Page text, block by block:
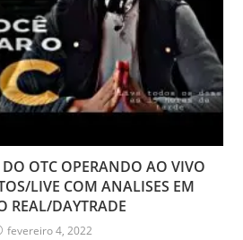
OTC OPERANDO AO VIVO
LIVE COM ANALISES EM
REAL/DAYTRADE
fevereiro 4, 2022